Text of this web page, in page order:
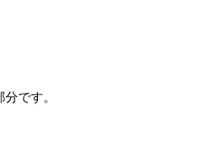
です。